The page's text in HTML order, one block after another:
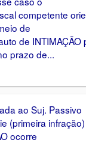
competente
de
de
prazo de...
ao Suj. Passivo
(primeira
ocorre